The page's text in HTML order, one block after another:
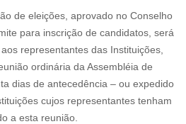
de eleições, aprovado no Conselho
para inscrição de candidatos, será
representantes das Instituições,
ordinária da Assembléia de
dias de antecedência – ou expedido
cujos representantes tenham
a esta reunião.